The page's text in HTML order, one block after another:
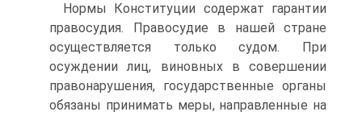
Нормы Конституции содержат гарантии
правосудия. Правосудие в нашей стране
осуществляется только судом. При
осуждении лиц, виновных в совершении
правонарушения, государственные органы
обязаны принимать меры, направленные на